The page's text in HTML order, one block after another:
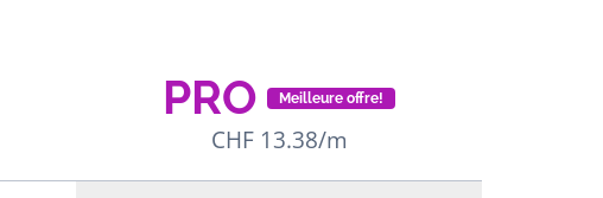
PRO Meilleure offre!
CHF 13.38/m